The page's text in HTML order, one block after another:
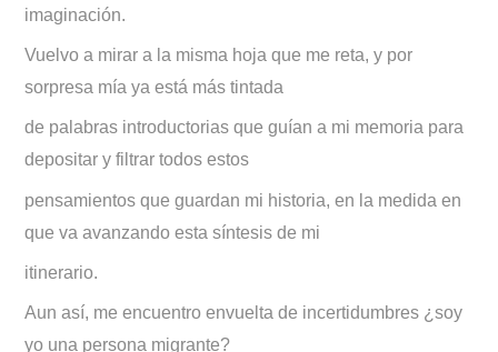
imaginación.
Vuelvo a mirar a la misma hoja que me reta, y por
sorpresa mía ya está más tintada
de palabras introductorias que guían a mi memoria para
depositar y filtrar todos estos
pensamientos que guardan mi historia, en la medida en
que va avanzando esta síntesis de mi
itinerario.
Aun así, me encuentro envuelta de incertidumbres ¿soy
yo una persona migrante?